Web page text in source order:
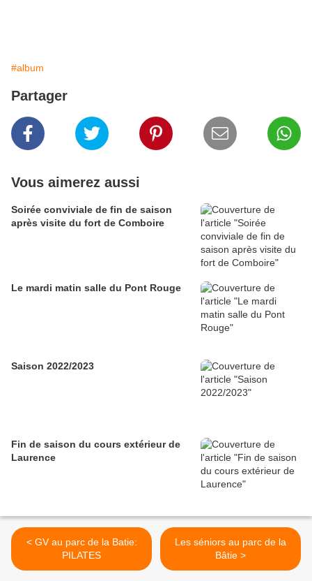
#album
Partager
Vous aimerez aussi
Soirée conviviale de fin de saison
après visite du fort de Comboire
Le mardi matin salle du Pont Rouge
Saison 2022/2023
Fin de saison du cours extérieur de
Laurence
< GV au parc de la Batie:
PILATES
Les séniors au parc de la
Bâtie >